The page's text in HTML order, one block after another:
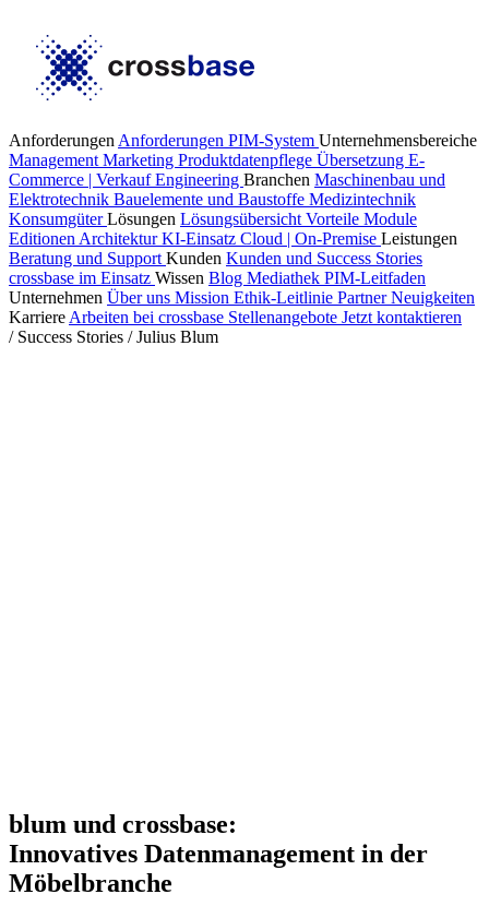
Anforderungen Anforderungen PIM-System Unternehmensbereiche
Management Marketing Produktdatenpflege Übersetzung E-
Commerce | VerkaufEngineering Branchen Maschinenbau und
Elektrotechnik Bauelemente und Baustoffe Medizintechnik
KonsumgüterLösungen Lösungsübersicht Vorteile Module
Editionen ArchitekturKI-Einsatz Cloud | On-Premise Leistungen
Beratung und Support Kunden Kunden und Success Stories
crossbase im Einsatz Wissen Blog Mediathek PIM-Leitfaden
Unternehmen Über uns Mission Ethik-Leitlinie PartnerNeuigkeiten
Karriere Arbeiten bei crossbase Stellenangebote Jetzt kontaktieren
/ Success Stories / Julius Blum
blum und crossbase:
Innovatives Datenmanagement in der
Möbelbranche